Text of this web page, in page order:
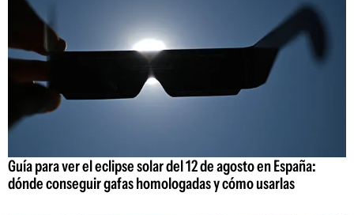
Guía para ver el eclipse solar del 12 de agosto en España:
dónde conseguir gafas homologadas y cómo usarlas